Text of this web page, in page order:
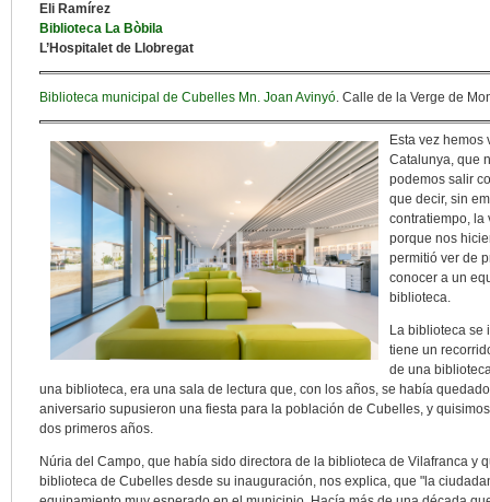
Eli Ramírez
Biblioteca La Bòbila
L’Hospitalet de Llobregat
Biblioteca municipal de Cubelles Mn. Joan Avinyó. Calle de la Verge de
Esta vez
Catalunya, que
podemos salir
que decir, sin
contratiempo, la
porque nos
permitió ver de
conocer a un
biblioteca.
La biblioteca se
tiene un
de una
una biblioteca, era una sala de lectura que, con los años, se había
aniversario supusieron una fiesta para la población de Cubelles, y
dos primeros años.
Núria del Campo, que había sido directora de la biblioteca de Vilafranca y
biblioteca de Cubelles desde su inauguración, nos explica, que "la